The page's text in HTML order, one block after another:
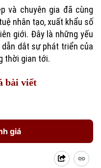
và chuyên gia đã cùng
nhân tạo, xuất khẩu số
giới. Đây là những yếu
dắt sự phát triển của
thời gian tới.
bài viết
giá